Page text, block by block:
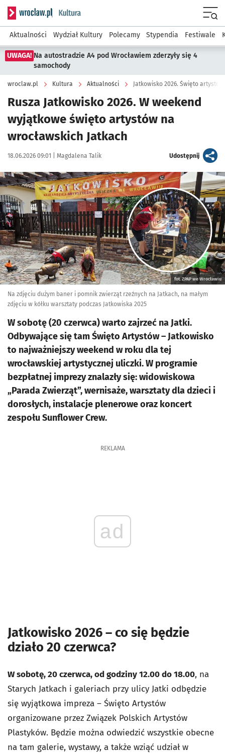
Serwis informacyjny wroclaw.pl podserwis: Kultura
Aktualności Wydział Kultury Polecamy Stypendia Festiwale
UWAGA! Na autostradzie A4 pod Wrocławiem zderzyły się 4
samochody
wroclaw.pl Kultura Aktualności Jatkowisko 2026. Święto artystów
Rusza Jatkowisko 2026. W weekend
wyjątkowe święto artystów na
wrocławskich Jatkach
Data publikacji:
18.06.2026 09:01 | Autor:
Magdalena Talik Udostępnijartykuł
Kliknij, aby powiększyć
fot. ZPAP we Wrocławiu
Na zdjęciu dużym baner i pomnik zwierząt rzeźnych na Jatkach, na małym
zdjęciu w kółku warsztaty podczas Jatkowiska 2025
W sobotę (20 czerwca) warto zajrzeć na Jatki.
Odbywające się tam Święto Artystów – Jatkowisko
to najważniejszy weekend w roku dla tej
wrocławskiej artystycznej uliczki. W programie
bezpłatnej imprezy znalazły się: widowiskowa
„Parada Zwierząt”, wernisaże, warsztaty dla dzieci i
dorosłych, instalacje plenerowe oraz koncert
zespołu Sunflower Crew.
REKLAMA
ad
Jatkowisko 2026 – co się będzie
działo 20 czerwca?
W sobotę, 20 czerwca, od godziny 12.00 do 18.00, na
Starych Jatkach i galeriach przy ulicy Jatki odbędzie
się wyjątkowa impreza – Święto Artystów
organizowane przez Związek Polskich Artystów
Plastyków. Będzie można odwiedzić wszystkie obecne
na tam galerie, wystawy, a także wziąć udział w